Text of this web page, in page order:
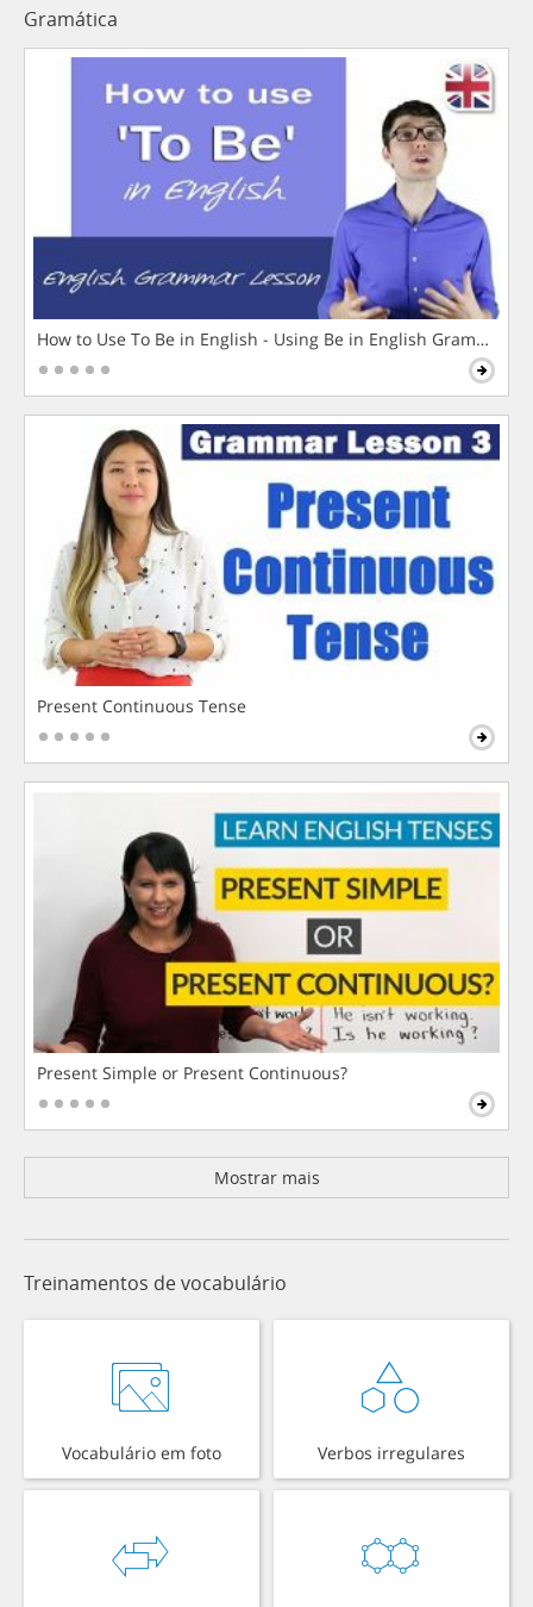
Gramática
How to Use To Be in English - Using Be in English Grammar
Present Continuous Tense
Present Simple or Present Continuous?
Mostrar mais
Treinamentos de vocabulário
Vocabulário em foto Verbos irregulares